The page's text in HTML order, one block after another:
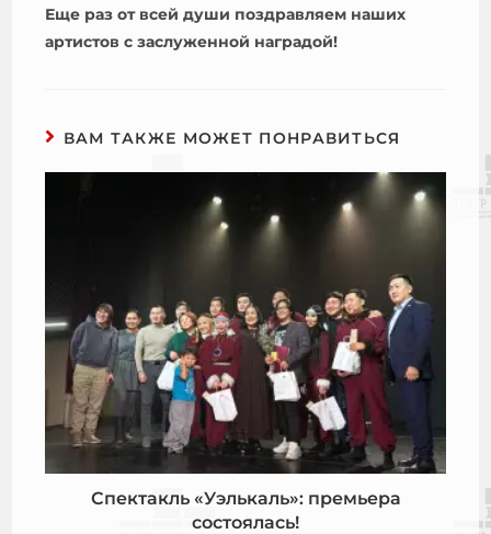
Еще раз от всей души поздравляем наших
артистов с заслуженной наградой!
ВАМ ТАКЖЕ МОЖЕТ ПОНРАВИТЬСЯ
Спектакль «Уэлькаль»: премьера
состоялась!